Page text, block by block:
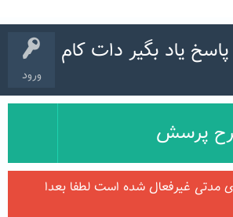
ورود
یاد بگیر دات کام
پرسش
مدتی غیرفعال شده است لطفا بعدا